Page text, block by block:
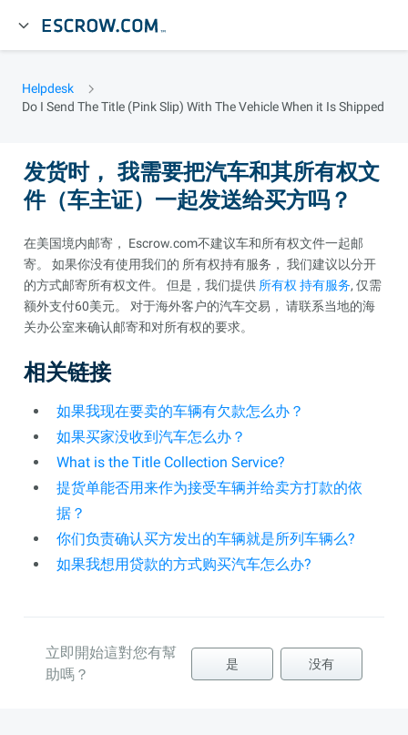
Helpdesk
Do I Send The Title (Pink Slip) With The Vehicle When it Is Shipped
发货时， 我需要把汽车和其所有权文
件（车主证）一起发送给买方吗？
在美国境内邮寄， Escrow.com不建议车和所有权文件一起邮
寄。 如果你没有使用我们的 所有权持有服务， 我们建议以分开
的方式邮寄所有权文件。 但是，我们提供 所有权 持有服务, 仅需
额外支付60美元。 对于海外客户的汽车交易， 请联系当地的海
关办公室来确认邮寄和对所有权的要求。
相关链接
如果我现在要卖的车辆有欠款怎么办？
如果买家没收到汽车怎么办？
What is the Title Collection Service?
提货单能否用来作为接受车辆并给卖方打款的依
据？
你们负责确认买方发出的车辆就是所列车辆么?
如果我想用贷款的方式购买汽车怎么办?
立即開始這對您有幫
助嗎？
是 没有